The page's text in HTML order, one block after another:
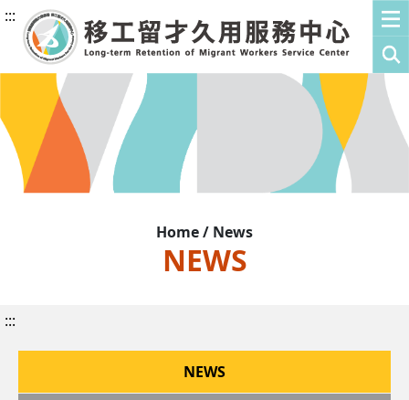
:::
Home / News
NEWS
:::
NEWS